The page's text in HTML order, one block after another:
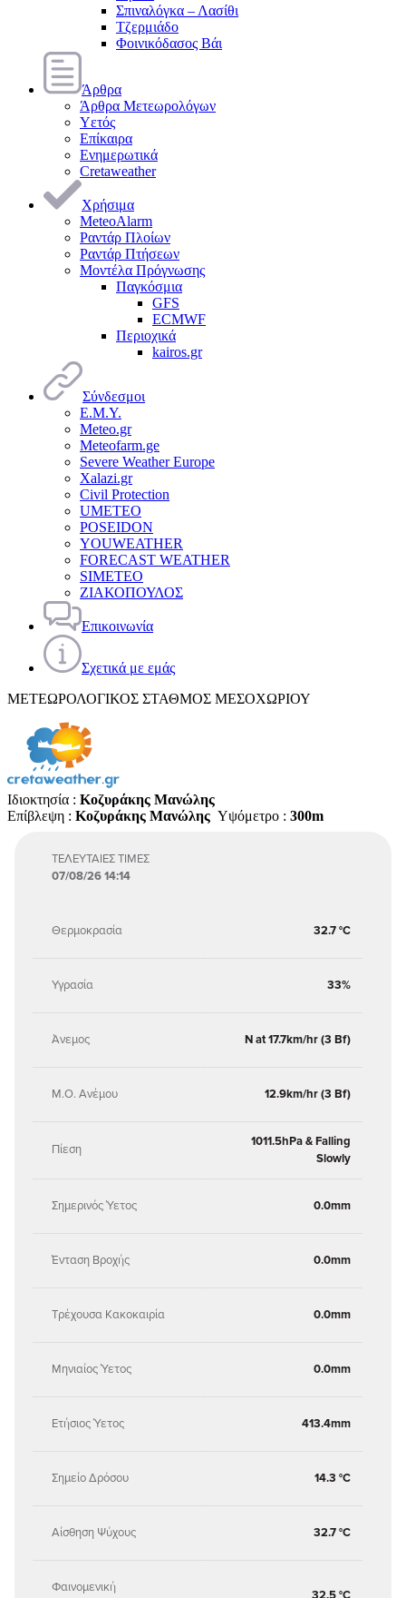
Σπιναλόγκα – Λασίθι
Τζερμιάδο
Φοινικόδασος Βάι
Άρθρα
Άρθρα Μετεωρολόγων
Υετός
Επίκαιρα
Ενημερωτικά
Cretaweather
Χρήσιμα
MeteoAlarm
Ραντάρ Πλοίων
Ραντάρ Πτήσεων
Μοντέλα Πρόγνωσης
Παγκόσμια
GFS
ECMWF
Περιοχικά
kairos.gr
Σύνδεσμοι
Ε.Μ.Υ.
Meteo.gr
Meteofarm.ge
Severe Weather Europe
Xalazi.gr
Civil Protection
UMETEO
POSEIDON
YOUWEATHER
FORECAST WEATHER
SIMETEO
ΖΙΑΚΟΠΟΥΛΟΣ
Επικοινωνία
Σχετικά με εμάς
ΜΕΤΕΩΡΟΛΟΓΙΚΟΣ ΣΤΑΘΜΟΣ ΜΕΣΟΧΩΡΙΟΥ
Ιδιοκτησία : Κοζυράκης Μανώλης
Επίβλεψη : Κοζυράκης Μανώλης Υψόμετρο : 300m